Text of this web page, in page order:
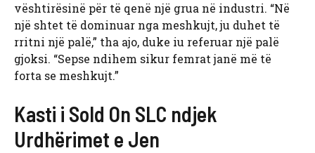
vështirësinë për të qenë një grua në industri. “Në
një shtet të dominuar nga meshkujt, ju duhet të
rritni një palë,” tha ajo, duke iu referuar një palë
gjoksi. “Sepse ndihem sikur femrat janë më të
forta se meshkujt.”
Kasti i Sold On SLC ndjek
Urdhërimet e Jen